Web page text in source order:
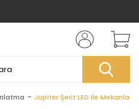
Jupiter Şerit LED ile